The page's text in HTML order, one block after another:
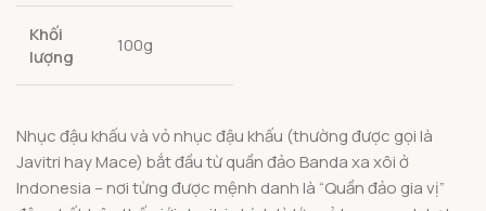
Khối
lượng
100g
Nhục đậu khấu và vỏ nhục đậu khấu (thường được gọi là
Javitri hay Mace) bắt đầu từ quần đảo Banda xa xôi ở
Indonesia – nơi từng được mệnh danh là “Quần đảo gia vị”